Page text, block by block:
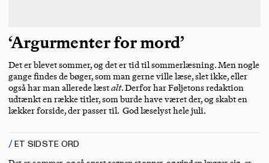
‘Argurmenter for mord’
Det er blevet sommer, og det er tid til sommerlæsning. Men nogle
gange findes de bøger, som man gerne ville læse, slet ikke, eller
også har man allerede læstalt. Derfor har Føljetons redaktion
udtænkt en række titler, som burde have været der, og skabt en
lækker forside, der passer til. God læselyst hele juli.
ET SIDSTE ORD